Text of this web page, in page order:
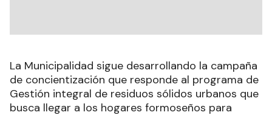
La Municipalidad sigue desarrollando la campaña
de concientización que responde al programa de
Gestión integral de residuos sólidos urbanos que
busca llegar a los hogares formoseños para